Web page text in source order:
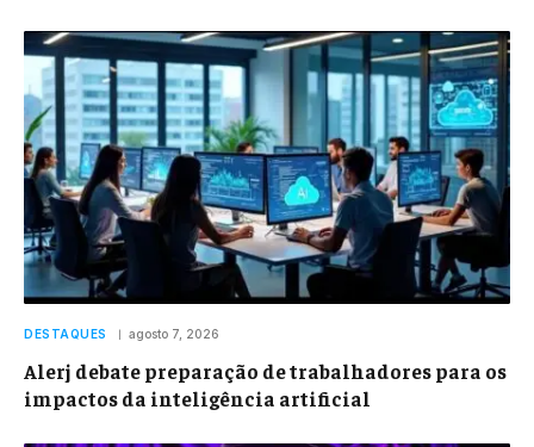
DESTAQUES agosto 7, 2026
Alerj debate preparação de trabalhadores para os
impactos da inteligência artificial